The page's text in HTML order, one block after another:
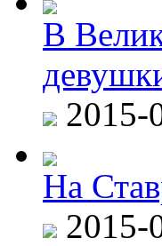
В
2015-
На
2015-